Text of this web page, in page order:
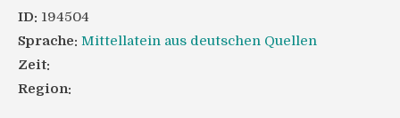
ID: 194504
Sprache: Mittellatein aus deutschen Quellen
Zeit:
Region: